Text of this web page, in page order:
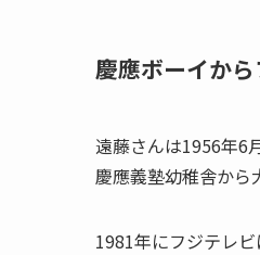
慶應ボーイか
遠藤さんは1956年6
慶應義塾幼稚舎から
1981年にフジテレビ